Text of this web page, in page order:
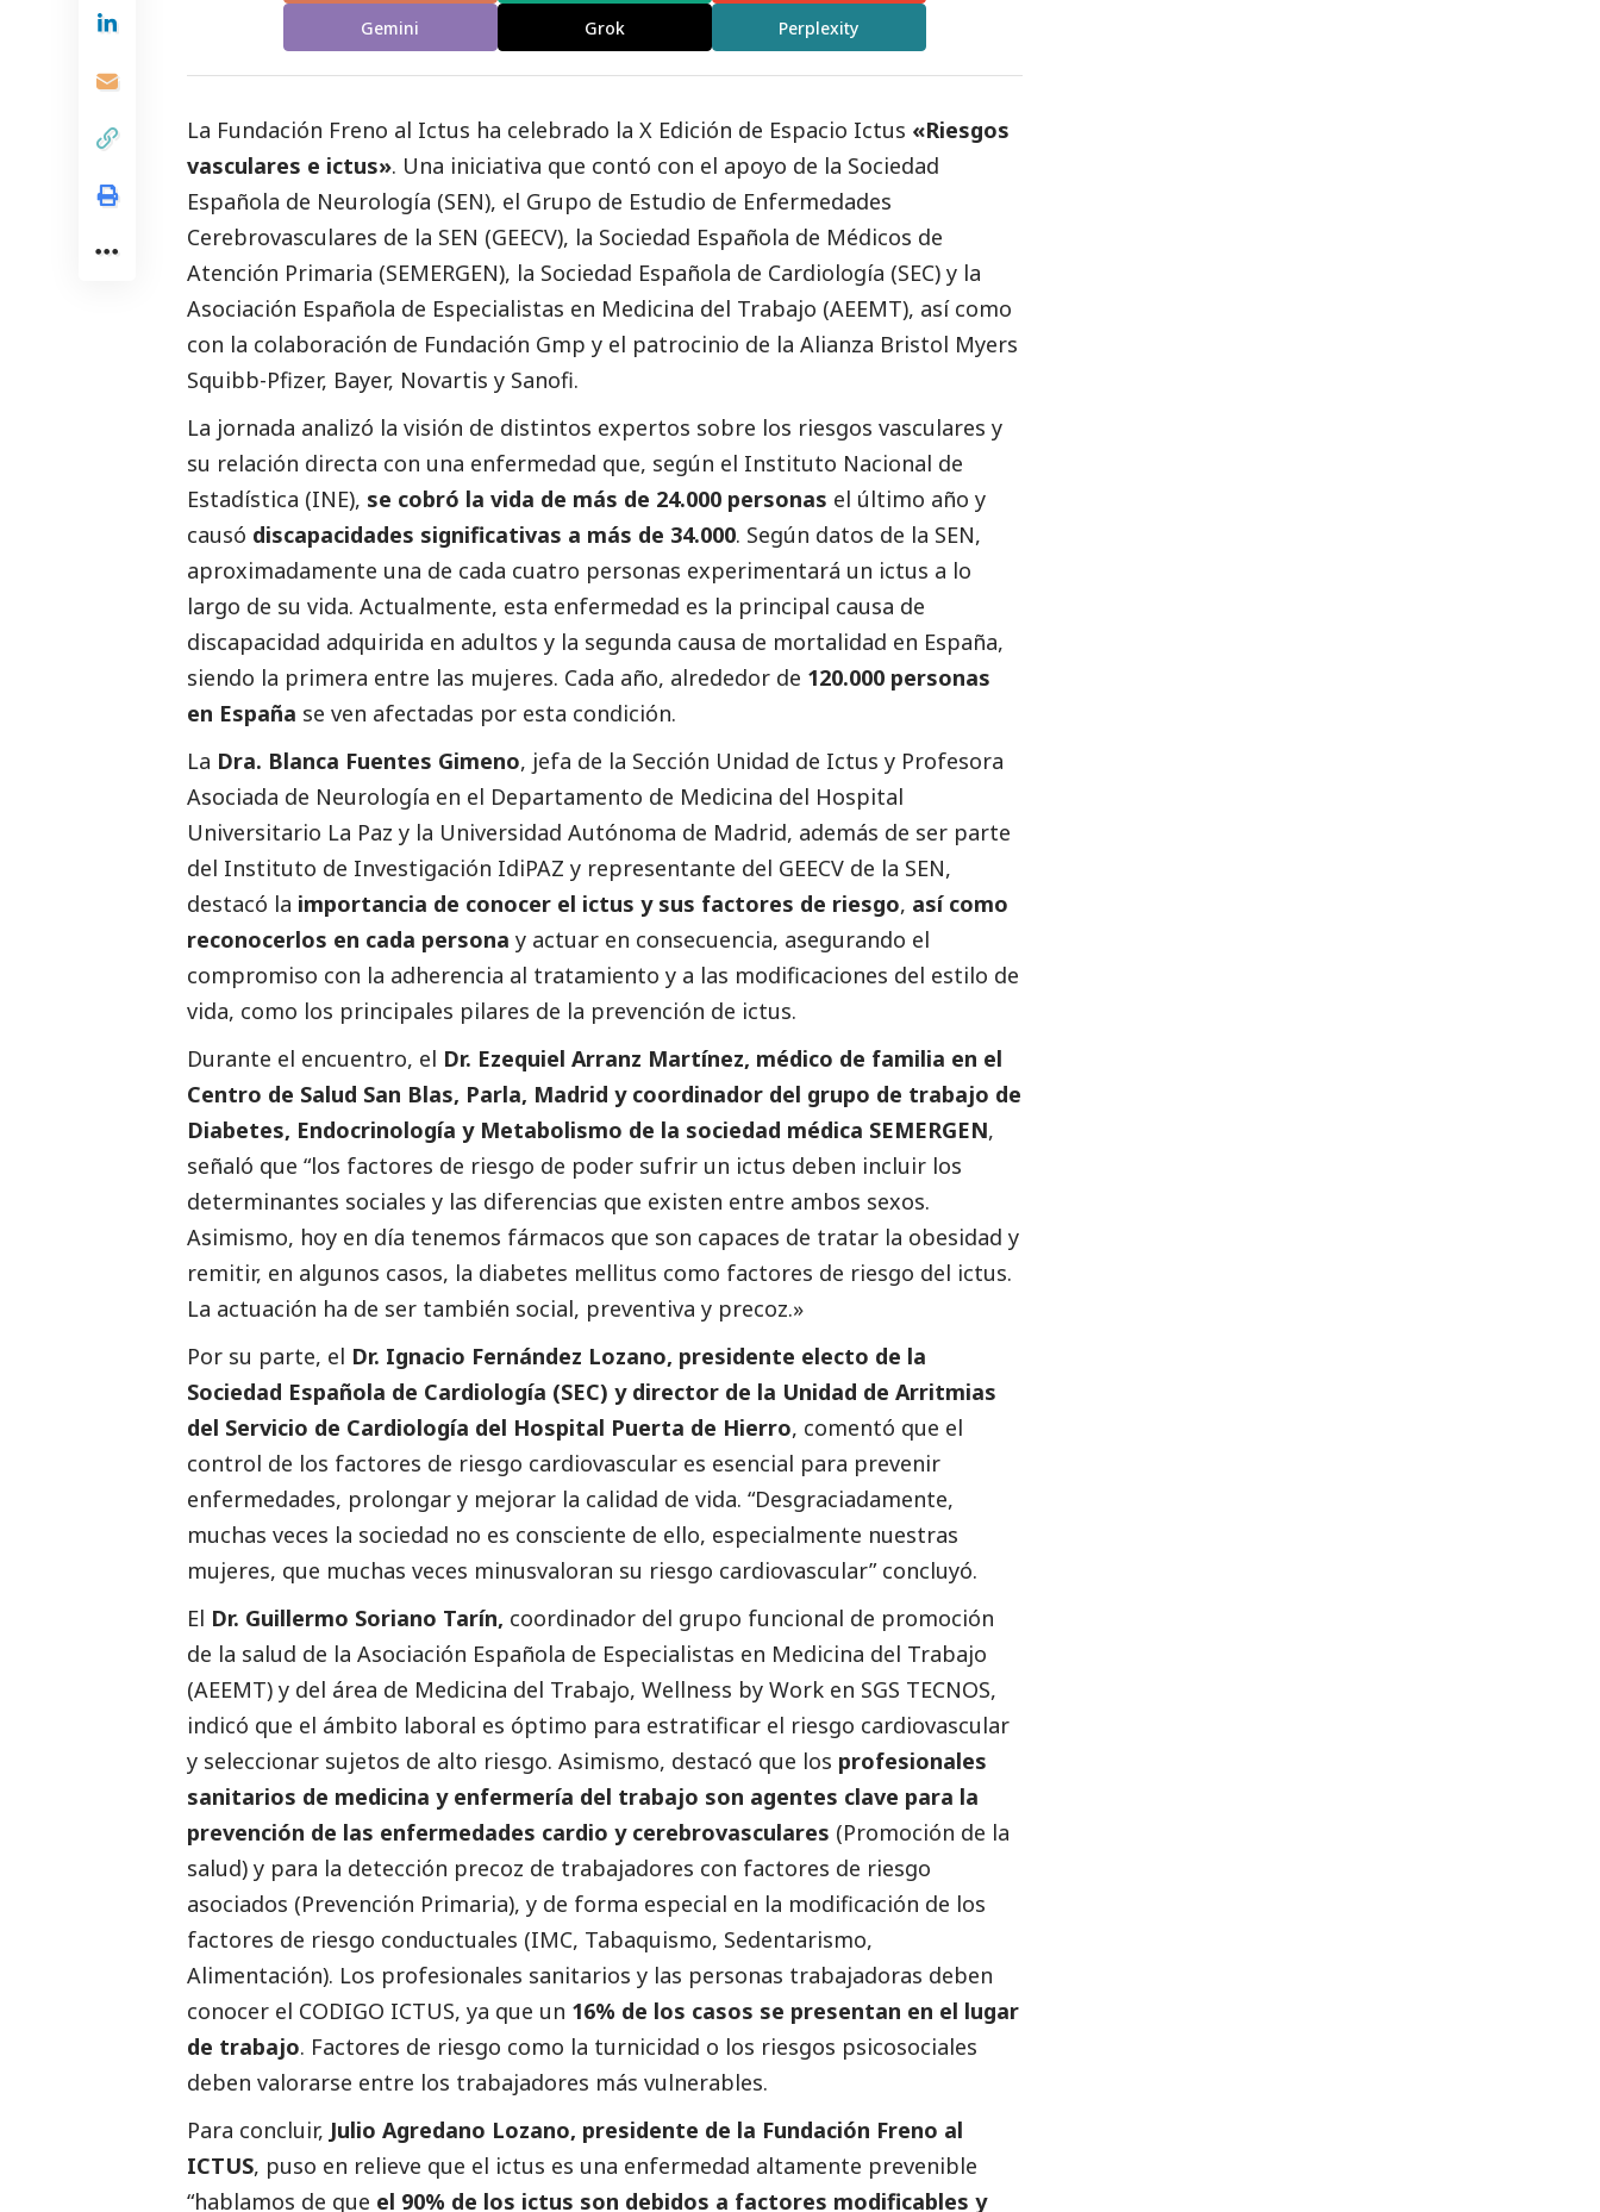
Gemini Grok Perplexity
La Fundación Freno al Ictus ha celebrado la X Edición de Espacio Ictus «Riesgos
vasculares e ictus». Una iniciativa que contó con el apoyo de la Sociedad
Española de Neurología (SEN), el Grupo de Estudio de Enfermedades
Cerebrovasculares de la SEN (GEECV), la Sociedad Española de Médicos de
Atención Primaria (SEMERGEN), la Sociedad Española de Cardiología (SEC) y la
Asociación Española de Especialistas en Medicina del Trabajo (AEEMT), así como
con la colaboración de Fundación Gmp y el patrocinio de la Alianza Bristol Myers
Squibb-Pfizer, Bayer, Novartis y Sanofi.
La jornada analizó la visión de distintos expertos sobre los riesgos vasculares y
su relación directa con una enfermedad que, según el Instituto Nacional de
Estadística (INE), se cobró la vida de más de 24.000 personas el último año y
causó discapacidades significativas a más de 34.000. Según datos de la SEN,
aproximadamente una de cada cuatro personas experimentará un ictus a lo
largo de su vida. Actualmente, esta enfermedad es la principal causa de
discapacidad adquirida en adultos y la segunda causa de mortalidad en España,
siendo la primera entre las mujeres. Cada año, alrededor de 120.000 personas
en España se ven afectadas por esta condición.
La Dra. Blanca Fuentes Gimeno, jefa de la Sección Unidad de Ictus y Profesora
Asociada de Neurología en el Departamento de Medicina del Hospital
Universitario La Paz y la Universidad Autónoma de Madrid, además de ser parte
del Instituto de Investigación IdiPAZ y representante del GEECV de la SEN,
destacó la importancia de conocer el ictus y sus factores de riesgo, así como
reconocerlos en cada persona y actuar en consecuencia, asegurando el
compromiso con la adherencia al tratamiento y a las modificaciones del estilo de
vida, como los principales pilares de la prevención de ictus.
Durante el encuentro, el Dr. Ezequiel Arranz Martínez, médico de familia en el
Centro de Salud San Blas, Parla, Madrid y coordinador del grupo de trabajo de
Diabetes, Endocrinología y Metabolismo de la sociedad médica SEMERGEN,
señaló que “los factores de riesgo de poder sufrir un ictus deben incluir los
determinantes sociales y las diferencias que existen entre ambos sexos.
Asimismo, hoy en día tenemos fármacos que son capaces de tratar la obesidad y
remitir, en algunos casos, la diabetes mellitus como factores de riesgo del ictus.
La actuación ha de ser también social, preventiva y precoz.»
Por su parte, el Dr. Ignacio Fernández Lozano, presidente electo de la
Sociedad Española de Cardiología (SEC) y director de la Unidad de Arritmias
del Servicio de Cardiología del Hospital Puerta de Hierro, comentó que el
control de los factores de riesgo cardiovascular es esencial para prevenir
enfermedades, prolongar y mejorar la calidad de vida. “Desgraciadamente,
muchas veces la sociedad no es consciente de ello, especialmente nuestras
mujeres, que muchas veces minusvaloran su riesgo cardiovascular” concluyó.
El Dr. Guillermo Soriano Tarín, coordinador del grupo funcional de promoción
de la salud de la Asociación Española de Especialistas en Medicina del Trabajo
(AEEMT) y del área de Medicina del Trabajo, Wellness by Work en SGS TECNOS,
indicó que el ámbito laboral es óptimo para estratificar el riesgo cardiovascular
y seleccionar sujetos de alto riesgo. Asimismo, destacó que los profesionales
sanitarios de medicina y enfermería del trabajo son agentes clave para la
prevención de las enfermedades cardio y cerebrovasculares (Promoción de la
salud) y para la detección precoz de trabajadores con factores de riesgo
asociados (Prevención Primaria), y de forma especial en la modificación de los
factores de riesgo conductuales (IMC, Tabaquismo, Sedentarismo,
Alimentación). Los profesionales sanitarios y las personas trabajadoras deben
conocer el CODIGO ICTUS, ya que un 16% de los casos se presentan en el lugar
de trabajo. Factores de riesgo como la turnicidad o los riesgos psicosociales
deben valorarse entre los trabajadores más vulnerables.
Para concluir, Julio Agredano Lozano, presidente de la Fundación Freno al
ICTUS, puso en relieve que el ictus es una enfermedad altamente prevenible
“hablamos de que el 90% de los ictus son debidos a factores modificables y